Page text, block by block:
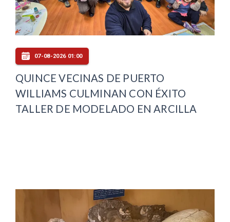
07-08-2026 01:00
QUINCE VECINAS DE PUERTO
WILLIAMS CULMINAN CON ÉXITO
TALLER DE MODELADO EN ARCILLA